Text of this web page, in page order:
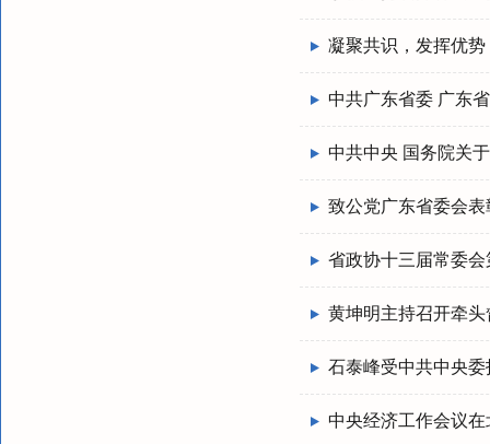
凝聚共识，发挥优
中共广东省委 广东
中共中央 国务院关
致公党广东省委会
省政协十三届常委
黄坤明主持召开牵
石泰峰受中共中央
中央经济工作会议在